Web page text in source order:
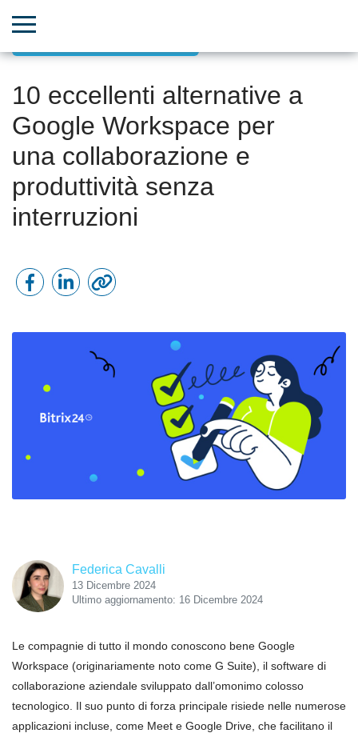
10 eccellenti alternative a
Google Workspace per
una collaborazione e
produttività senza
interruzioni
Federica Cavalli
13 Dicembre 2024
Ultimo aggiornamento: 16 Dicembre 2024
Le compagnie di tutto il mondo conoscono bene Google
Workspace (originariamente noto come G Suite), il software di
collaborazione aziendale sviluppato dall’omonimo colosso
tecnologico. Il suo punto di forza principale risiede nelle numerose
applicazioni incluse, come Meet e Google Drive, che facilitano il